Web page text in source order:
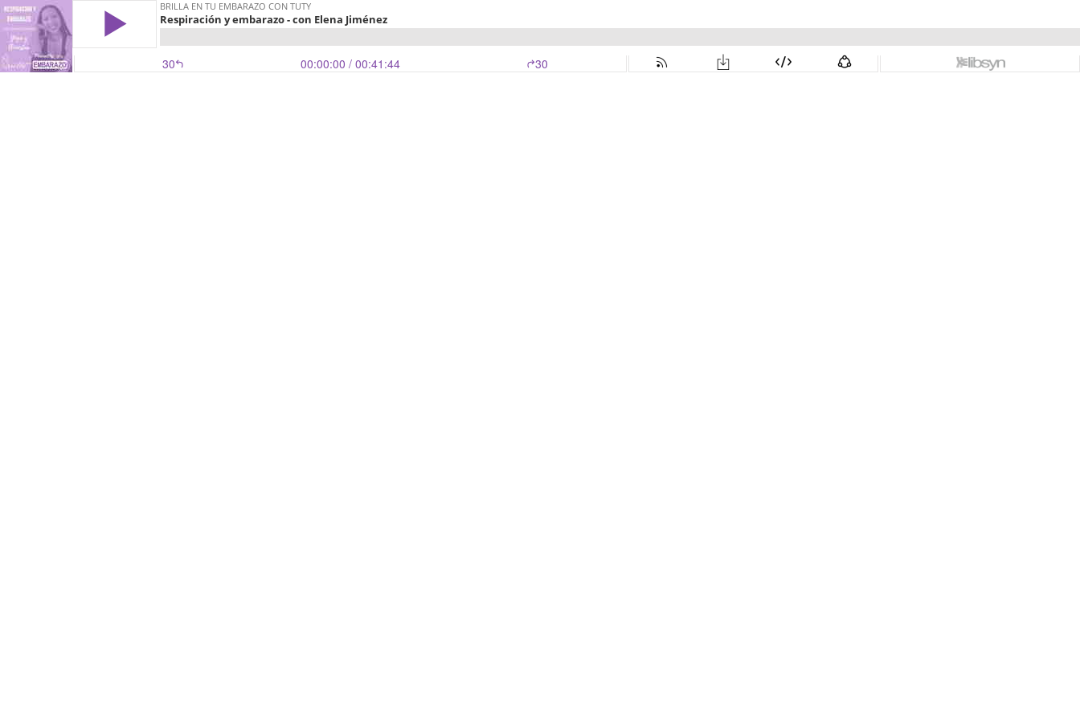
BRILLA EN TU EMBARAZO CON TUTY
Respiración y embarazo - con Elena Jiménez
30 00:00:00 / 00:41:44 30